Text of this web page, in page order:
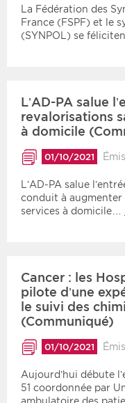
La Fédération des
France (FSPF) et le
(SYNPOL) se
L’AD-PA salue
revalorisations
à domicile
01/10/2021
L’AD-PA salue
conduit à augmenter
services à domicile…
Cancer : les
pilote d’une
le suivi des
(Communiqué)
01/10/2021
Aujourd’hui débute
51 coordonnée par